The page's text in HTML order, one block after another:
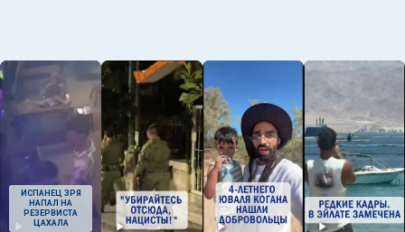
ИСПАНЕЦ ЗРЯ
НАПАЛ НА
РЕЗЕРВИСТА
ЦАХАЛА